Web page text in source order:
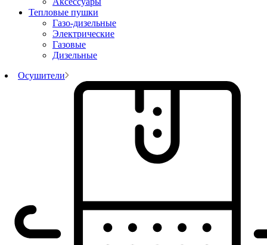
Тепловые пушки
Газо-дизельные
Электрические
Газовые
Дизельные
Осушители